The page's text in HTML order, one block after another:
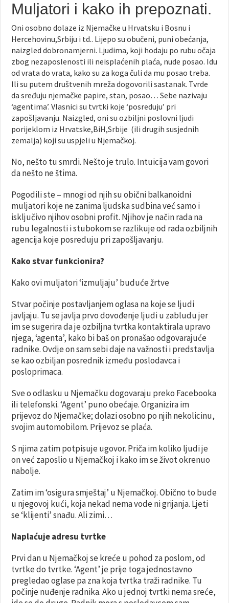
Muljatori i kako ih prepoznati.
Oni osobno dolaze iz Njemačke u Hrvatsku i Bosnu i
Hercehovinu,Srbiju i td.. Lijepo su obučeni, puni obećanja,
naizgled dobronamjerni. Ljudima, koji hodaju po rubu očaja
zbog nezaposlenosti ili neisplaćenih plaća, nude posao. Idu
od vrata do vrata, kako su za koga čuli da mu posao treba.
Ili su putem društvenih mreža dogovorili sastanak. Tvrde
da sređuju njemačke papire, stan, posao… Sebe nazivaju
‘agentima’. Vlasnici su tvrtki koje ‘posreduju’ pri
zapošljavanju. Naizgled, oni su ozbiljni poslovni ljudi
porijeklom iz Hrvatske,BiH,Srbije (ili drugih susjednih
zemalja) koji su uspjeli u Njemačkoj.
No, nešto tu smrdi. Nešto je trulo. Intuicija vam govori
da nešto ne štima.
Pogodili ste – mnogi od njih su obični balkanoidni
muljatori koje ne zanima ljudska sudbina već samo i
isključivo njihov osobni profit. Njihov je način rada na
rubu legalnosti i stubokom se razlikuje od rada ozbiljnih
agencija koje posreduju pri zapošljavanju.
Kako stvar funkcionira?
Kako ovi muljatori ‘izmuljaju’ buduće žrtve
Stvar počinje postavljanjem oglasa na koje se ljudi
javljaju. Tu se javlja prvo dovođenje ljudi u zabludu jer
im se sugerira da je ozbiljna tvrtka kontaktirala upravo
njega, ‘agenta’, kako bi baš on pronašao odgovarajuće
radnike. Ovdje on sam sebi daje na važnosti i predstavlja
se kao ozbiljan posrednik između poslodavca i
posloprimaca.
Sve o odlasku u Njemačku dogovaraju preko Facebooka
ili telefonski. ‘Agent’ puno obećaje. Organizira im
prijevoz do Njemačke; dolazi osobno po njih nekolicinu,
svojim automobilom. Prijevoz se plaća.
S njima zatim potpisuje ugovor. Priča im koliko ljudi je
on već zaposlio u Njemačkoj i kako im se život okrenuo
nabolje.
Zatim im ‘osigura smještaj’ u Njemačkoj. Obično to bude
u njegovoj kući, koja nekad nema vode ni grijanja. Ljeti
se ‘klijenti’ snađu. Ali zimi…
Naplaćuje adresu tvrtke
Prvi dan u Njemačkoj se kreće u pohod za poslom, od
tvrtke do tvrtke. ‘Agent’ je prije toga jednostavno
pregledao oglase pa zna koja tvrtka traži radnike. Tu
počinje nuđenje radnika. Ako u jednoj tvrtki nema sreće,